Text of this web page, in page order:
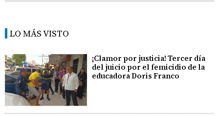
LO MÁS VISTO
¡Clamor por justicia! Tercer día
del juicio por el femicidio de la
educadora Doris Franco